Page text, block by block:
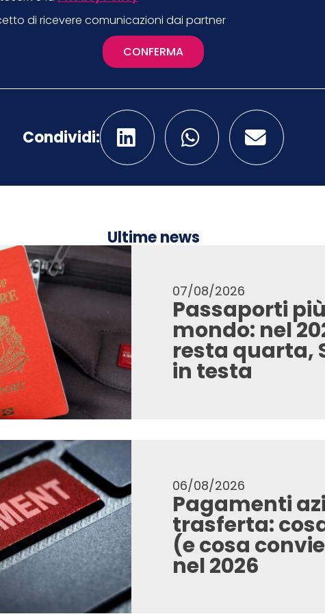
di ricevere comunicazioni dai partner
CONFERMA
Condividi:
Ultime news
07/08/2026
Passaporti
mondo: nel
resta quarta,
in testa
06/08/2026
Pagamenti
trasferta:
(e cosa
nel 2026